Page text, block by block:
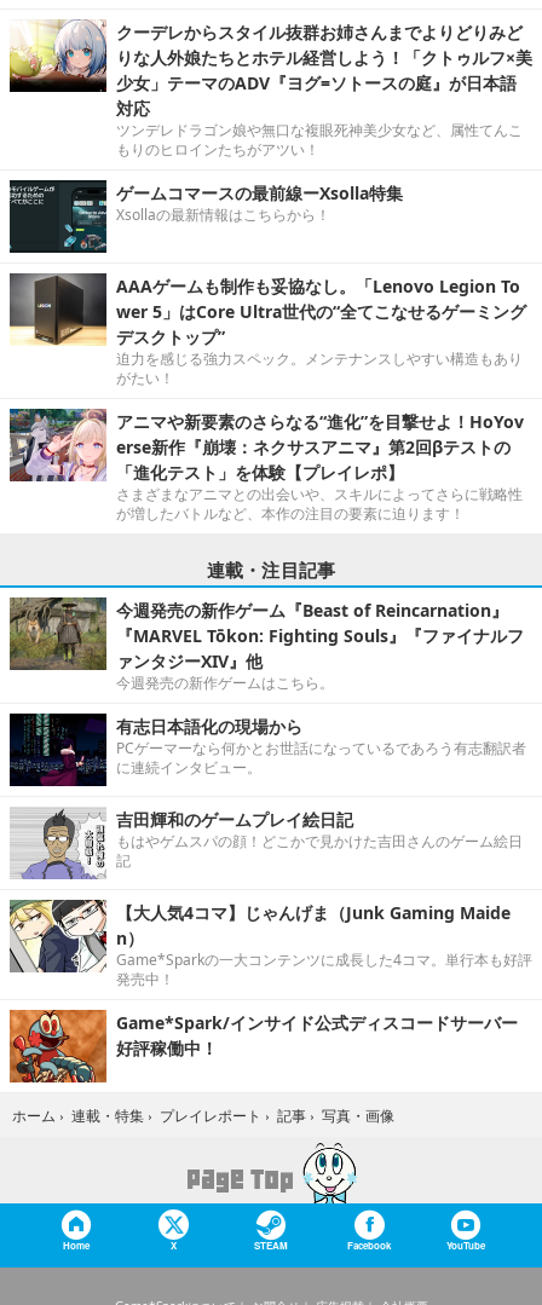
クーデレからスタイル抜群お姉さんまでよりどりみど
りな人外娘たちとホテル経営しよう！「クトゥルフ×美
少女」テーマのADV『ヨグ=ソトースの庭』が日本語
対応
ツンデレドラゴン娘や無口な複眼死神美少女など、属性てんこ
もりのヒロインたちがアツい！
ゲームコマースの最前線ーXsolla特集
Xsollaの最新情報はこちらから！
AAAゲームも制作も妥協なし。「Lenovo Legion To
wer 5」はCore Ultra世代の“全てこなせるゲーミング
デスクトップ”
迫力を感じる強力スペック。メンテナンスしやすい構造もあり
がたい！
アニマや新要素のさらなる“進化”を目撃せよ！HoYov
erse新作『崩壊：ネクサスアニマ』第2回βテストの
「進化テスト」を体験【プレイレポ】
さまざまなアニマとの出会いや、スキルによってさらに戦略性
が増したバトルなど、本作の注目の要素に迫ります！
連載・注目記事
今週発売の新作ゲーム『Beast of Reincarnation』
『MARVEL Tōkon: Fighting Souls』『ファイナルフ
ァンタジーXIV』他
今週発売の新作ゲームはこちら。
有志日本語化の現場から
PCゲーマーなら何かとお世話になっているであろう有志翻訳者
に連続インタビュー。
吉田輝和のゲームプレイ絵日記
もはやゲムスパの顔！どこかで見かけた吉田さんのゲーム絵日
記
【大人気4コマ】じゃんげま（Junk Gaming Maide
n）
Game*Sparkの一大コンテンツに成長した4コマ。単行本も好評
発売中！
Game*Spark/インサイド公式ディスコードサーバー
好評稼働中！
ホーム › 連載・特集 › プレイレポート › 記事 › 写真・画像
Home X STEAM Facebook YouTube